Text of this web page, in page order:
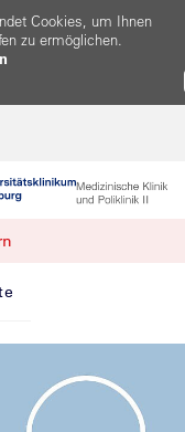
Cookies, um Ihnen
zu ermöglichen.